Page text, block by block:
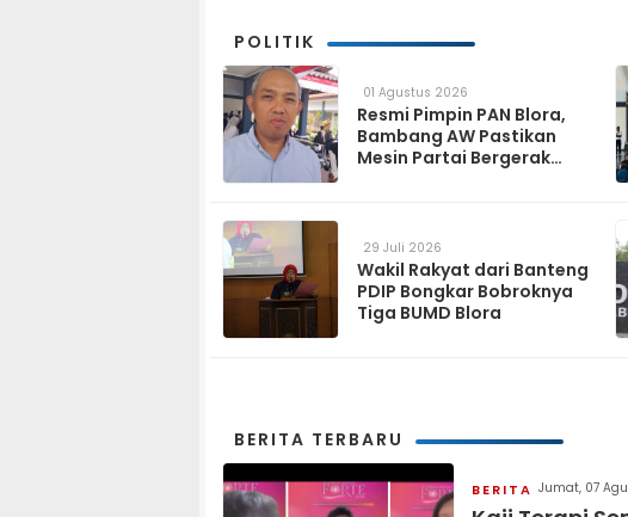
POLITIK
01 Agustus 2026
Resmi Pimpin PAN Blora,
Bambang AW Pastikan
Mesin Partai Bergerak
29 Juli 2026
Wakil Rakyat dari Banteng
PDIP Bongkar Bobroknya
Tiga BUMD Blora
BERITA TERBARU
BERITA Jumat, 07